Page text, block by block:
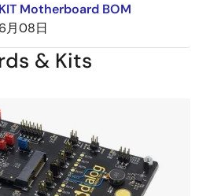
Motherboard BOM
月08日
& Kits